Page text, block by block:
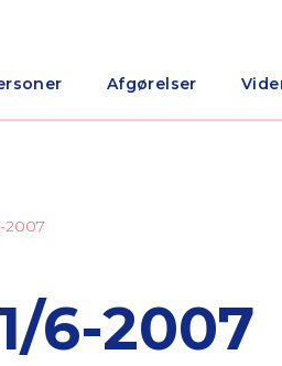
Afgørelser
2007
6-2007